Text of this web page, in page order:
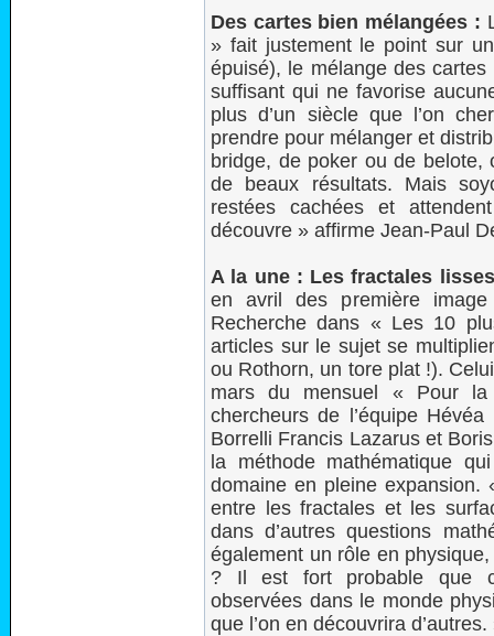
Des cartes bien mélangées :
» fait justement le point sur
épuisé), le mélange des
suffisant qui ne favorise
plus d’un siècle que l’on
prendre pour mélanger et
bridge, de poker ou de belote,
de beaux résultats. Mais
restées cachées et
découvre » affirme Jean-Paul
A la une : Les fractales
en avril des première
Recherche dans « Les 10
articles sur le sujet se
ou Rothorn, un tore plat !).
mars du mensuel « Pour
chercheurs de l’équipe
Borrelli Francis Lazarus et
la méthode mathématique
domaine en pleine expansion.
entre les fractales et les
dans d’autres questions
également un rôle en
? Il est fort probable que
observées dans le monde
que l’on en découvrira d’autres.